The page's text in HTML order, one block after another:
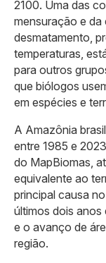
2100. Uma das
mensuração e
desmatamento,
temperaturas,
para outros
que biólogos
em espécies e
A Amazônia
entre 1985 e
do MapBiomas,
equivalente ao
principal causa
últimos dois anos
e o avanço de
região.